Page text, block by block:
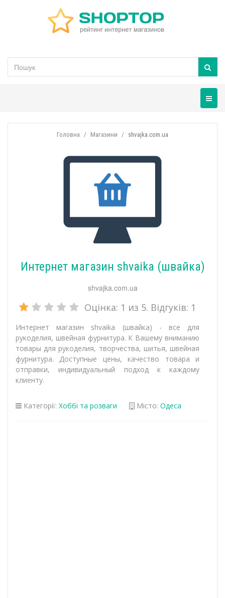
Головна Магазини shvajka.com.ua
Интернет магазин shvaika (швайка)
shvajka.com.ua
Оцінка: 1 из 5. Відгуків: 1
Интернет магазин shvaika (швайка) - все для
рукоделия, швейная фурнитура. К Вашему вниманию
товары для рукоделия, творчества, шитья, швейная
фурнитура. Доступные цены, качество товара и
отправки, индивидуальный подход к каждому
клиенту.
Категорії: Хоббі та розваги Місто: Одеса